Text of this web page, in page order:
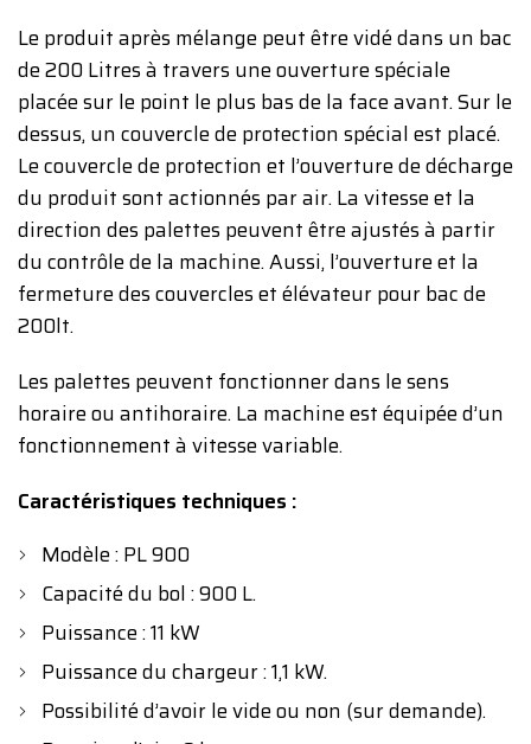
Le produit après mélange peut être vidé dans un bac
de 200 Litres à travers une ouverture spéciale
placée sur le point le plus bas de la face avant. Sur le
dessus, un couvercle de protection spécial est placé.
Le couvercle de protection et l’ouverture de décharge
du produit sont actionnés par air. La vitesse et la
direction des palettes peuvent être ajustés à partir
du contrôle de la machine. Aussi, l’ouverture et la
fermeture des couvercles et élévateur pour bac de
200lt.
Les palettes peuvent fonctionner dans le sens
horaire ou antihoraire. La machine est équipée d’un
fonctionnement à vitesse variable.
Caractéristiques techniques :
Modèle : PL 900
Capacité du bol : 900 L.
Puissance : 11 kW
Puissance du chargeur : 1,1 kW.
Possibilité d’avoir le vide ou non (sur demande).